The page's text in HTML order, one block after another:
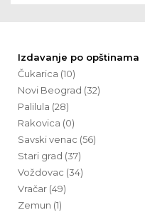
Izdavanje po opštinama
Čukarica (10)
Novi Beograd (32)
Palilula (28)
Rakovica (0)
Savski venac (56)
Stari grad (37)
Voždovac (34)
Vračar (49)
Zemun (1)